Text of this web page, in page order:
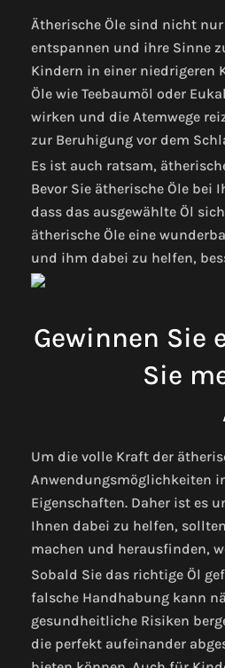
Ätherische Öle sind nicht
entspannen und ihre Sinne
Kindern in einer niedrigeren
Öle wie Teebaumöl oder
wirken und die Atemwege
zur Beruhigung vor dem
Es ist auch ratsam,
Bevor Sie ätherische Öle
dass das ausgewählte Öl
ätherische Öle eine
und ihm dabei zu helfen,
Gewinnen Sie
Sie
Um die volle Kraft der
Anwendungsmöglichkeiten
Eigenschaften. Daher ist es
Ihnen dabei zu helfen,
machen und herausfinden,
Sobald Sie das richtige Öl
falsche Handhabung kann
gesundheitliche Risiken
die perfekt aufeinander